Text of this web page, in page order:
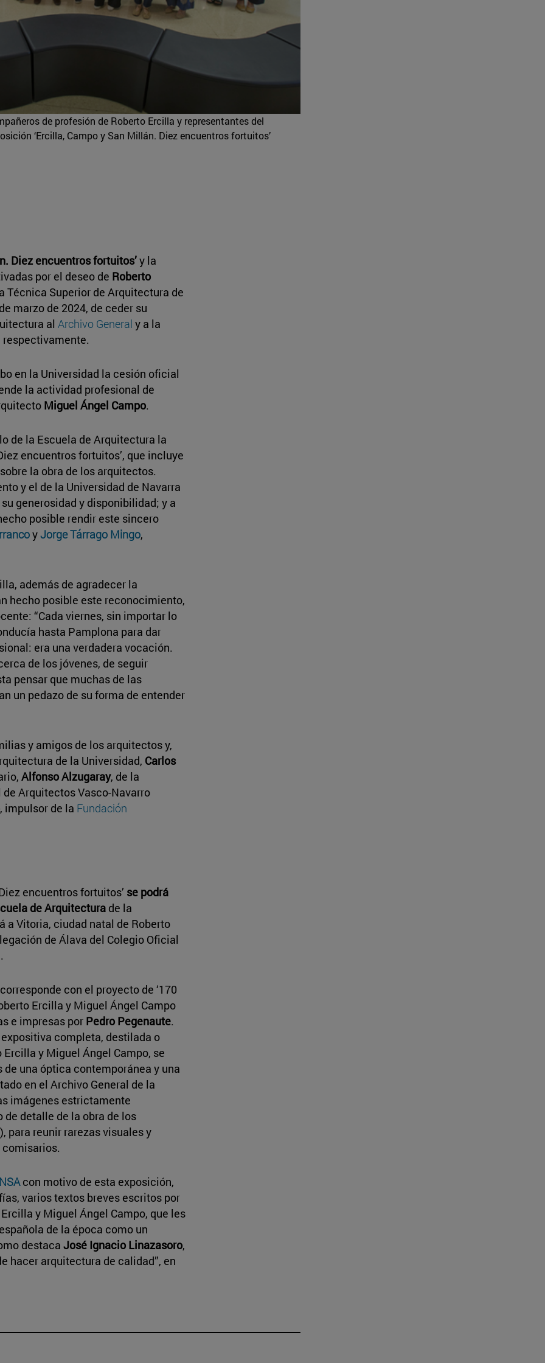
de profesión de Roberto Ercilla y representantes del
‘Ercilla, Campo y San Millán. Diez encuentros fortuitos’
Diez encuentros fortuitos’y la
por el deseo de Roberto
Técnica Superior de Arquitectura de
marzo de 2024, de ceder su
al Archivo General y a la
en la Universidad la cesión oficial
la actividad profesional de
Miguel Ángel Campo.
de la Escuela de Arquitectura la
encuentros fortuitos’, que incluye
la obra de los arquitectos.
y el de la Universidad de Navarra
generosidad y disponibilidad; y a
posible rendir este sincero
yJorge Tárrago Mingo,
además de agradecer la
hecho posible este reconocimiento,
“Cada viernes, sin importar lo
hasta Pamplona para dar
era una verdadera vocación.
de los jóvenes, de seguir
pensar que muchas de las
un pedazo de su forma de entender
y amigos de los arquitectos y,
de la Universidad, Carlos
Alfonso Alzugaray, de la
Arquitectos Vasco-Navarro
, impulsor de la Fundación
encuentros fortuitos’ se podrá
de Arquitectura de la
a Vitoria, ciudad natal de Roberto
de Álava del Colegio Oficial
con el proyecto de ‘170
Ercilla y Miguel Ángel Campo
e impresas por Pedro Pegenaute.
completa, destilada o
y Miguel Ángel Campo, se
una óptica contemporánea y una
en el Archivo General de la
imágenes estrictamente
detalle de la obra de los
para reunir rarezas visuales y
con motivo de esta exposición,
varios textos breves escritos por
y Miguel Ángel Campo, que les
de la época como un
destaca José Ignacio Linazasoro,
hacer arquitectura de calidad”, en